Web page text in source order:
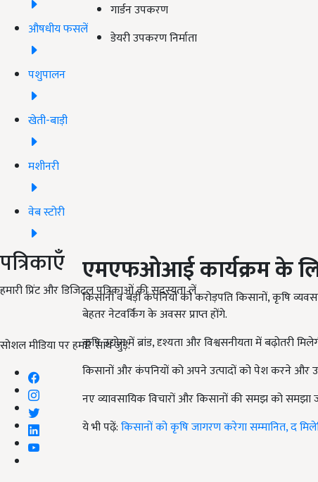
औषधीय फसलें
पशुपालन
खेती-बाड़ी
मशीनरी
वेब स्टोरी
पत्रिकाएँ
हमारी प्रिंट और डिजिटल पत्रिकाओं की सदस्यता लें
सोशल मीडिया पर हमारे साथ जुड़ें:
गार्डन उपकरण
डेयरी उपकरण निर्माता
एमएफओआई कार्यक्रम के
किसानों व बड़ी कंपनियों को करोड़पति किसानों, कृषि
बेहतर नेटवर्किंग के अवसर प्राप्त होंगे.
कृषि उद्योग में ब्रांड, दृश्यता और विश्वसनीयता में बढ़ोतरी
किसानों और कंपनियों को अपने उत्पादों को पेश करने और
नए व्यावसायिक विचारों और किसानों की समझ को समझा
ये भी पढ़ें:किसानों को कृषि जागरण करेगा सम्मानित, द